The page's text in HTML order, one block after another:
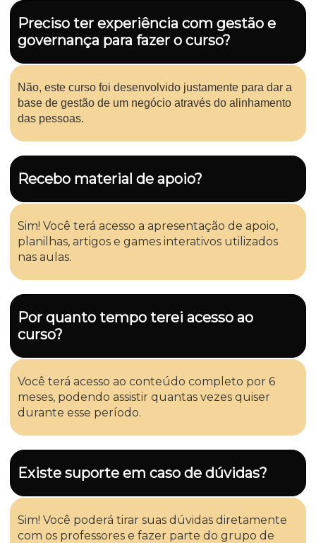
Preciso ter experiência com gestão e
governança para fazer o curso?
Não, este curso foi desenvolvido justamente para dar a
base de gestão de um negócio através do alinhamento
das pessoas.
Recebo material de apoio?
Sim! Você terá acesso a apresentação de apoio,
planilhas, artigos e games interativos utilizados
nas aulas.
Por quanto tempo terei acesso ao
curso?
Você terá acesso ao conteúdo completo por 6
meses, podendo assistir quantas vezes quiser
durante esse período.
Existe suporte em caso de dúvidas?
Sim! Você poderá tirar suas dúvidas diretamente
com os professores e fazer parte do grupo de